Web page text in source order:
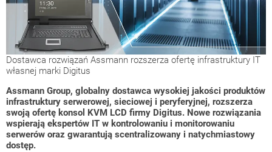
Dostawca rozwiązań Assmann rozszerza ofertę infrastruktury IT
własnej marki Digitus
Assmann Group, globalny dostawca wysokiej jakości produktów
infrastruktury serwerowej, sieciowej i peryferyjnej, rozszerza
swoją ofertę konsol KVM LCD firmy Digitus. Nowe rozwiązania
wspierają ekspertów IT w kontrolowaniu i monitorowaniu
serwerów oraz gwarantują scentralizowany i natychmiastowy
dostęp.